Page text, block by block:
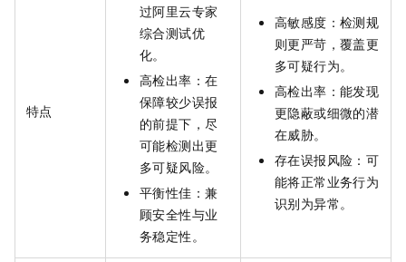
特点
过阿里云专家
综合测试优
化。
高检出率：在
保障较少误报
的前提下，尽
可能检测出更
多可疑风险。
平衡性佳：兼
顾安全性与业
务稳定性。
高敏感度：检测规
则更严苛，覆盖更
多可疑行为。
高检出率：能发现
更隐蔽或细微的潜
在威胁。
存在误报风险：可
能将正常业务行为
识别为异常。